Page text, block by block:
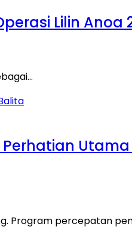
Lilin Anoa
Perhatian
Program percepatan